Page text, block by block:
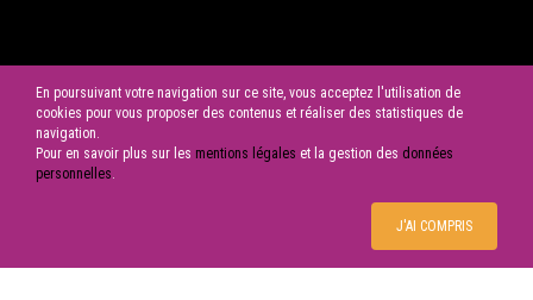
En poursuivant votre navigation sur ce site, vous acceptez l'utilisation de
cookies pour vous proposer des contenus et réaliser des statistiques de
navigation.
Pour en savoir plus sur les mentions légales et la gestion des données
personnelles.
J'AI COMPRIS
© 2026 SAS LES CYGNES NOIRS | Tous droits réservés